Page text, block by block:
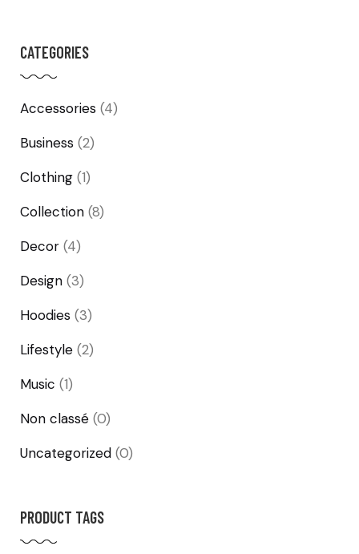
CATEGORIES
Accessories (4)
Business (2)
Clothing (1)
Collection (8)
Decor (4)
Design (3)
Hoodies (3)
Lifestyle (2)
Music (1)
Non classé (0)
Uncategorized (0)
PRODUCT TAGS